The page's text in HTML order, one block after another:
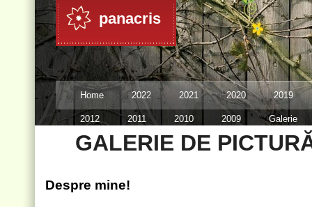
panacris
Home 2022 2021 2020 2019
2012 2011 2010 2009 Galerie
Link-uri Contact 2023
GALERIE DE
Despre mine!